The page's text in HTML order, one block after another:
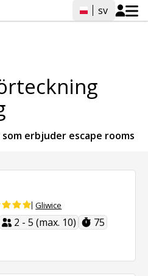
sv
erbjuder escape rooms
Gliwice
2 - 5 (max. 10) 75